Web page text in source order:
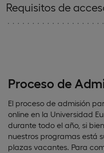
Requisitos de
Proceso de
El proceso de admisión
online en la Universidad
durante todo el año, si
nuestros programas está
plazas vacantes. Para